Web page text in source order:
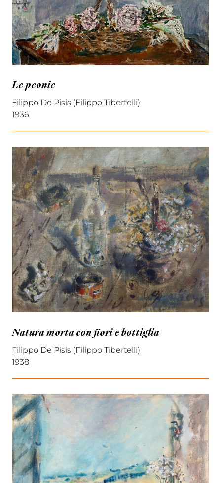
Le peonie
Filippo De Pisis (Filippo Tibertelli)
1936
Natura morta con fiori e bottiglia
Filippo De Pisis (Filippo Tibertelli)
1938